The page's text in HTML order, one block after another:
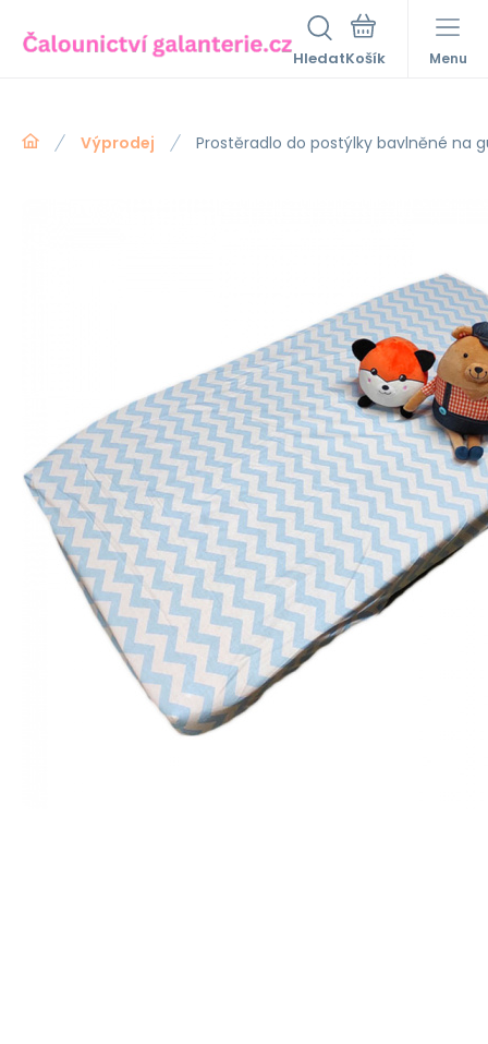
Hledat Menu
Výprodej Prostěradlo do postýlky bavlněné na